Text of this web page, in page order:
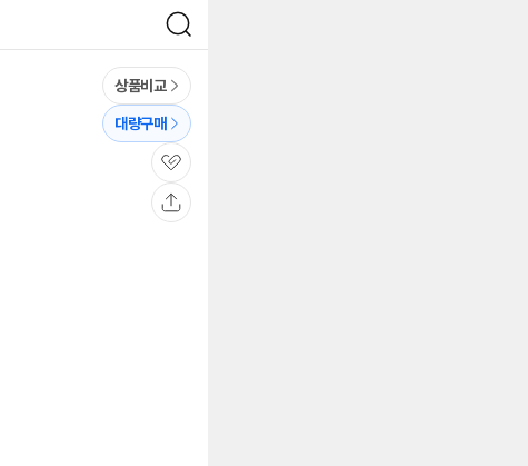
검
색
상품비교
대량구매
관
심